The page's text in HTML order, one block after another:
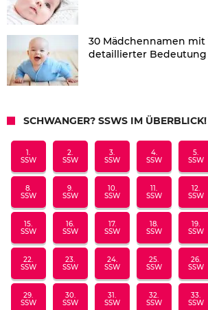
30 Mädchennamen mit
detaillierter
SCHWANGER? SSWS IM ÜBERBLICK!
1.
SSW
2.
SSW
3.
SSW
4.
SSW
5.
SSW
8.
SSW
9.
SSW
10.
SSW
11.
SSW
12.
SSW
15.
SSW
16.
SSW
17.
SSW
18.
SSW
19.
SSW
22.
SSW
23.
SSW
24.
SSW
25.
SSW
26.
SSW
29.
SSW
30.
SSW
31.
SSW
32.
SSW
33.
SSW